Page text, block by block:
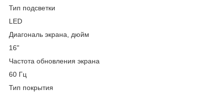
Тип подсветки
LED
Диагональ экрана, дюйм
16"
Частота обновления экрана
60 Гц
Тип покрытия